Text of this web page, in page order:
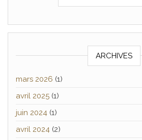
ARCHIVES
mars 2026 (1)
avril 2025 (1)
juin 2024 (1)
avril 2024 (2)